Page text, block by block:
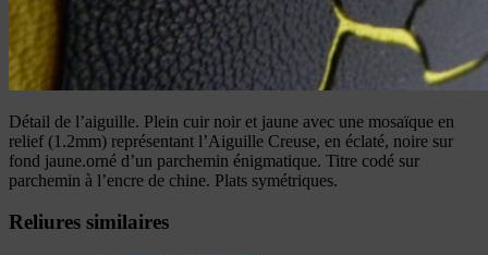
Détail de l’aiguille. Plein cuir noir et jaune avec une mosaïque en
relief (1.2mm) représentant l’Aiguille Creuse, en éclaté, noire sur
fond jaune.orné d’un parchemin énigmatique. Titre codé sur
parchemin à l’encre de chine. Plats symétriques.
Reliures similaires